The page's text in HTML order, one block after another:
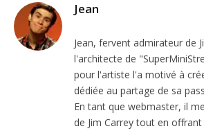
Jean
Jean, fervent admirateur de
l'architecte de
pour l'artiste l'a motivé à
dédiée au partage de sa
En tant que webmaster, il
de Jim Carrey tout en